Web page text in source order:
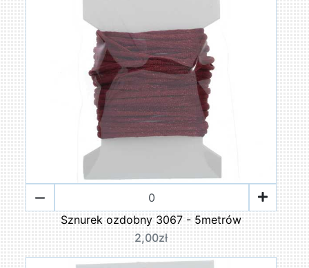
Sznurek ozdobny 3067 - 5metrów
2,00zł